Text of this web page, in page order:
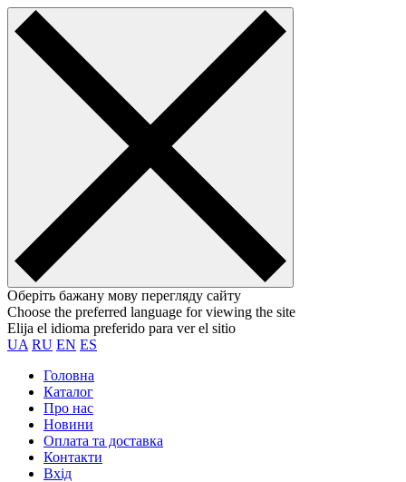
Оберіть бажану мову перегляду сайту
Choose the preferred language for viewing the site
Elija el idioma preferido para ver el sitio
UA RU EN ES
Головна
Каталог
Про нас
Новини
Оплата та доставка
Контакти
Вхiд